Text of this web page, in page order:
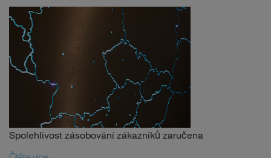
Spolehlivost zásobování zákazníků zaručena